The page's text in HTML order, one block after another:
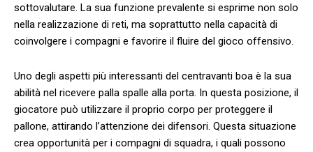
sottovalutare. La sua funzione prevalente si esprime⁤ non ⁣solo
nella⁣ realizzazione ‌di reti, ma⁤ soprattutto nella capacità ‌di
coinvolgere‍ i compagni e favorire il​ fluire del gioco offensivo.
Uno degli aspetti più interessanti del centravanti boa ⁢è la⁤ sua
abilità ⁣nel​ ricevere palla⁤ spalle​ alla porta. ‍In questa ⁢posizione, ⁣il
giocatore può utilizzare⁤ il‌ proprio ​corpo ⁣per proteggere il
⁤pallone, attirando l’attenzione ​dei⁢ difensori. Questa ‌situazione
crea opportunità per i compagni‍ di ⁣squadra, ⁣i quali possono